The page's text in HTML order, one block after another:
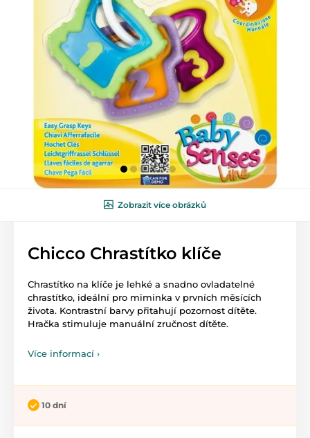
Zobrazit více obrázků
Chicco Chrastítko klíče
Chrastítko na klíče je lehké a snadno ovladatelné
chrastítko, ideální pro miminka v prvních měsících
života. Kontrastní barvy přitahují pozornost dítěte.
Hračka stimuluje manuální zručnost dítěte.
Více informací ›
10 dní